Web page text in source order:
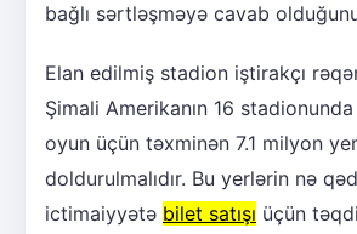
bağlı sərtləşməyə cavab
Elan edilmiş stadion iştirakçı
Şimali Amerikanın 16
oyun üçün təxminən 7.1 milyon yer
doldurulmalıdır. Bu yerlərin nə
ictimaiyyətə bilet satışı üçün